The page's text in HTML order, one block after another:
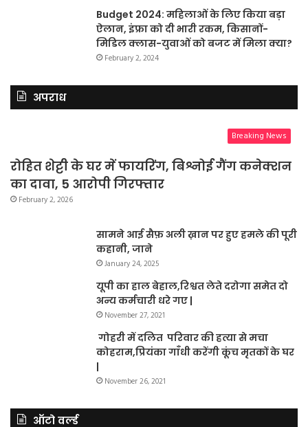
Budget 2024: महिलाओं के लिए किया बड़ा
ऐलान, इंफ्रा को दी भारी रकम, किसानों-
मिडिल क्लास-युवाओं को बजट में मिला क्या?
February 2, 2024
अपराध
Breaking News
रोहित शेट्टी के घर में फायरिंग, बिश्नोई गैंग कनेक्शन
का दावा, 5 आरोपी गिरफ्तार
February 2, 2026
सामने आई सैफ़ अली ख़ान पर हुए हमले की पूरी
कहानी, जाने
January 24, 2025
यूपी का हाल बेहाल,रिश्वत लेते दरोगा समेत दो
अन्य कर्मचारी धरे गए |
November 27, 2021
गोहरी में दलित परिवार की हत्या से मचा
कोहराम,प्रियंका गाँधी करेंगी कूंच मृतकों के घर
|
November 26, 2021
ऑटो वर्ल्ड